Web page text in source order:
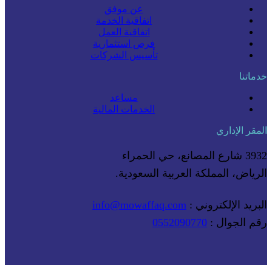
عن موفق
اتفاقية الخدمة
اتفاقية العمل
فرص استثمارية
تأسيس الشركات
خدماتنا
مساعد
الخدمات المالية
المقر الإداري
3932 شارع المصانع، حي الحمراء
الرياض، المملكة العربية السعودية.
البريد الإلكتروني : info@mowaffaq.com
رقم الجوال : 0552090770